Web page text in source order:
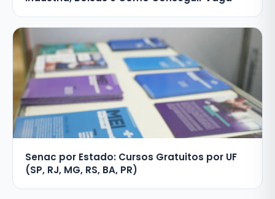
Senac por Estado: Cursos Gratuitos por UF
(SP, RJ, MG, RS, BA, PR)